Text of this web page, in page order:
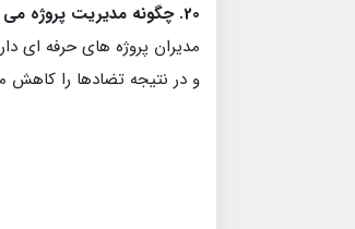
20. چگونه مدیریت پروژه می تواند به مدیریت تیم های متقابل در شرکت تولید کاغذ من کمک کند؟
مدیران پروژه های حرفه ای
و در نتیجه تضادها را کاهش